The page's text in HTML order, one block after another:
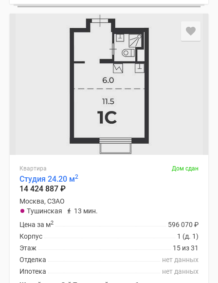
Квартира Дом сдан
Студия 24.20 м2
14 424 887 ₽
Москва, СЗАО
Тушинская
13 мин.
596 070 ₽
Цена за м2
1 (д. 1)
Корпус
15 из 31
Этаж
нет данных
Отделка
нет данных
Ипотека